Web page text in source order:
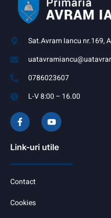
Sat.Avram Iancu nr.169,
0786023607
L-V 8:00 – 16.00
Link-uri utile
Contact
Cookies